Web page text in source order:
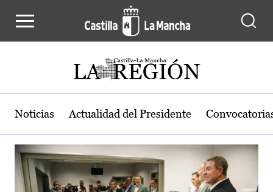
Actualidad de la región de Castilla-
Noticias Actualidad del Presidente